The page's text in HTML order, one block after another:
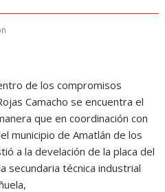
de los compromisos
Camacho se encuentra el
que en coordinación con
municipio de Amatlán de los
a la develación de la placa del
secundaria técnica industrial